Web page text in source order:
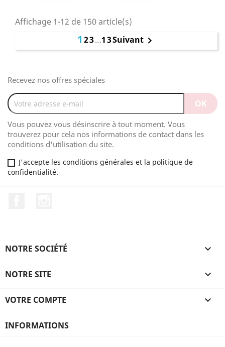
Affichage 1-12 de 150 article(s)
1 23…13Suivant
Recevez nos offres spéciales
Vous pouvez vous désinscrire à tout moment. Vous
trouverez pour cela nos informations de contact dans les
conditions d'utilisation du site.
J'accepte les conditions générales et la politique de
confidentialité.
NOTRE SOCIÉTÉ 
NOTRE SITE 
VOTRE COMPTE 
INFORMATIONS